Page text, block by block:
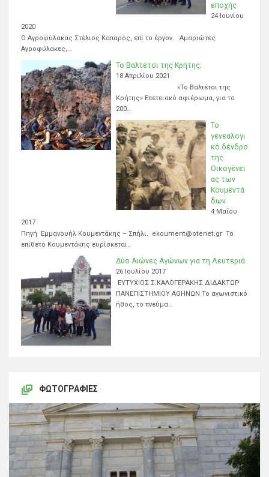
εποχής
24 Ιουνίου
2020
Ο Αγροφύλακας Στέλιος Καπαρός, επί το έργον. Αμαριώτες
Αγροφύλακες,…
Το Βαλτέτσι της Κρήτης.
18 Απριλίου 2021
«Το Βαλτέτσι της
Κρήτης» Επετειακό αφιέρωμα, για τα
200…
Το
γενεαλογι
κό δένδρο
της
Οικογένει
ας των
Κουμεντά
δων.
4 Μαΐου
2017
Πηγή Εμμανουήλ Κουμεντάκης – Σπήλι. ekoument@otenet.gr Το
επίθετο Κουμεντάκης ευρίσκεται…
Δύο Αιώνες Αγώνων για τη Λευτεριά
26 Ιουλίου 2017
ΕΥΤΥΧΙΟΣ Σ.ΚΑΛΟΓΕΡΑΚΗΣ ΔΙΔΑΚΤΩΡ
ΠΑΝΕΠΙΣΤΗΜΙΟΥ ΑΘΗΝΩΝ Το αγωνιστικό
ήθος, το πνεύμα…
ΦΩΤΟΓΡΑΦΊΕΣ